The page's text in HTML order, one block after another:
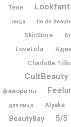
Тени
лица Ile de
SkinStore
LoveLula
Charlotte
CultBeauty
фавориты
для лица Alyaka
BeautyBay 5/5